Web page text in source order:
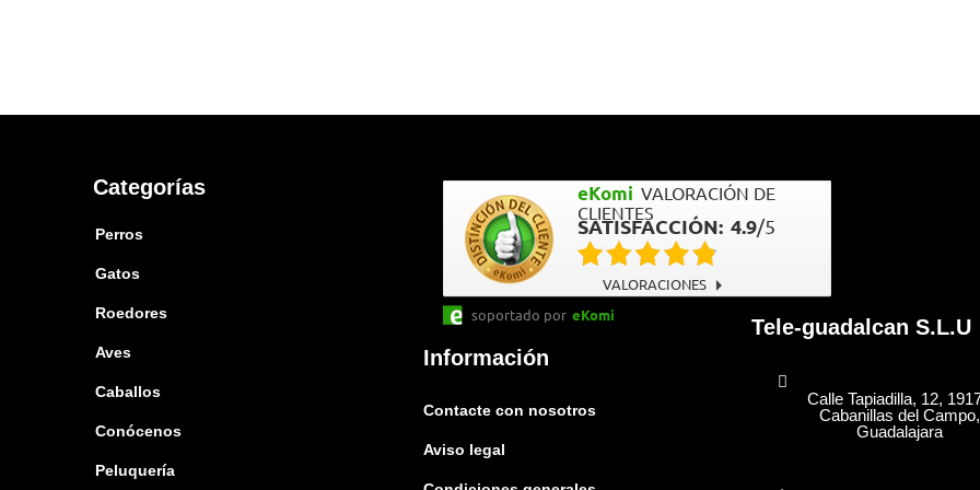
Categorías
Perros
Gatos
Roedores
Aves
Caballos
Conócenos
Peluquería
eKomi VALORACIÓN DE
CLIENTES
SATISFACCIÓN: 4.9/5
VALORACIONES
soportado por eKomi
Información
Contacte con nosotros
Aviso legal
Tele-guadalcan S.L.U
Calle Tapiadilla, 12,
Cabanillas del Campo,
Guadalajara